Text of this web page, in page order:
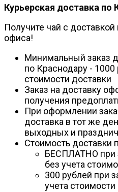
Курьерская доставка по
Получите чай с
офиса!
Минимальный заказ
по Краснодару - 1000
стоимости доставки
Заказ на доставку
получения
При оформлении
доставка в тот же
выходных и
Стоимость доставки
БЕСПЛАТНО при
без учета
300 рублей при
учета стоимости